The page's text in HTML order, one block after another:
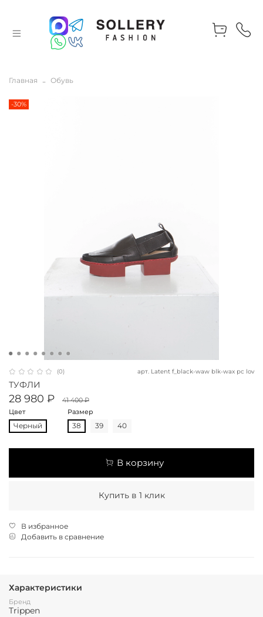
Главная Обувь
-30%
(0) арт. Latent f_black-waw blk-wax pc lov
ТУФЛИ
28 980 ₽
41 400 ₽
Цвет
Черный
Размер
38 39 40
В корзину
Купить в 1 клик
В избранное
Добавить в сравнение
Характеристики
Бренд
Trippen